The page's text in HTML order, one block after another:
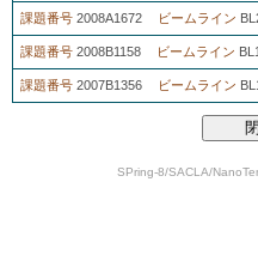
課題番号 2008A1672 ビームライン
課題番号 2008B1158 ビームライン
課題番号 2007B1356 ビームライン
SPring-8/SACLA/